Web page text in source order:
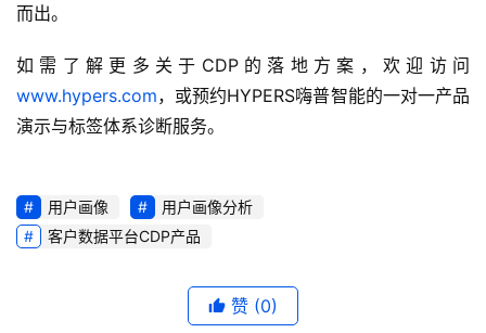
而出。
www.hypers.com，或预约HYPERS嗨普智能的一对一产品
演示与标签体系诊断服务。
用户画像
用户画像分析
客户数据平台CDP产品
赞 (0)